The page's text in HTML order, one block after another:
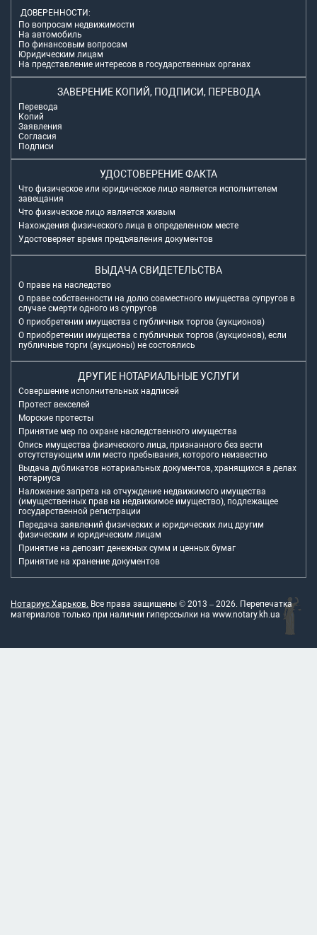
ДОВЕРЕННОСТИ:
По вопросам недвижимости
На автомобиль
По финансовым вопросам
Юридическим лицам
На представление интересов в государственных органах
ЗАВЕРЕНИЕ КОПИЙ, ПОДПИСИ, ПЕРЕВОДА
Перевода
Копий
Заявления
Согласия
Подписи
УДОСТОВЕРЕНИЕ ФАКТА
Что физическое или юридическое лицо является исполнителем
завещания
Что физическое лицо является живым
Нахождения физического лица в определенном месте
Удостоверяет время предъявления документов
ВЫДАЧА СВИДЕТЕЛЬСТВА
О праве на наследство
О праве собственности на долю совместного имущества супругов в
случае смерти одного из супругов
О приобретении имущества с публичных торгов (аукционов)
О приобретении имущества с публичных торгов (аукционов), если
публичные торги (аукционы) не состоялись
ДРУГИЕ НОТАРИАЛЬНЫЕ УСЛУГИ
Совершение исполнительных надписей
Протест векселей
Морские протесты
Принятие мер по охране наследственного имущества
Опись имущества физического лица, признанного без вести
отсутствующим или место пребывания, которого неизвестно
Выдача дубликатов нотариальных документов, хранящихся в делах
нотариуса
Наложение запрета на отчуждение недвижимого имущества
(имущественных прав на недвижимое имущество), подлежащее
государственной регистрации
Передача заявлений физических и юридических лиц другим
физическим и юридическим лицам
Принятие на депозит денежных сумм и ценных бумаг
Принятие на хранение документов
Нотариус Харьков. Все права защищены © 2013 – 2026. Перепечатка
материалов только при наличии гиперссылки на www.notary.kh.ua